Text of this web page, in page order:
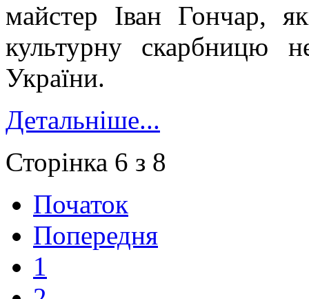
майстер Іван Гончар,
культурну скарбницю
України.
Детальніше...
Сторінка 6 з 8
Початок
Попередня
1